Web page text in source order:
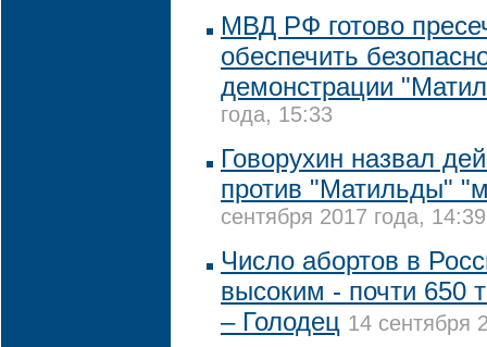
МВД РФ готово
обеспечить
демонстрации
года, 15:33
Говорухин назвал
против "Матильды"
сентября 2017 года, 14:39
Число абортов в
высоким - почти 650
– Голодец 14 сентября